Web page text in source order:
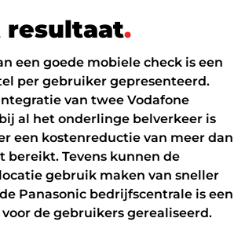
resultaat.
een goede mobiele check is een
per gebruiker gepresenteerd.
van twee Vodafone
al het onderlinge belverkeer is
een kostenreductie van meer dan
bereikt. Tevens kunnen de
gebruik maken van sneller
Panasonic bedrijfscentrale is een
de gebruikers gerealiseerd.